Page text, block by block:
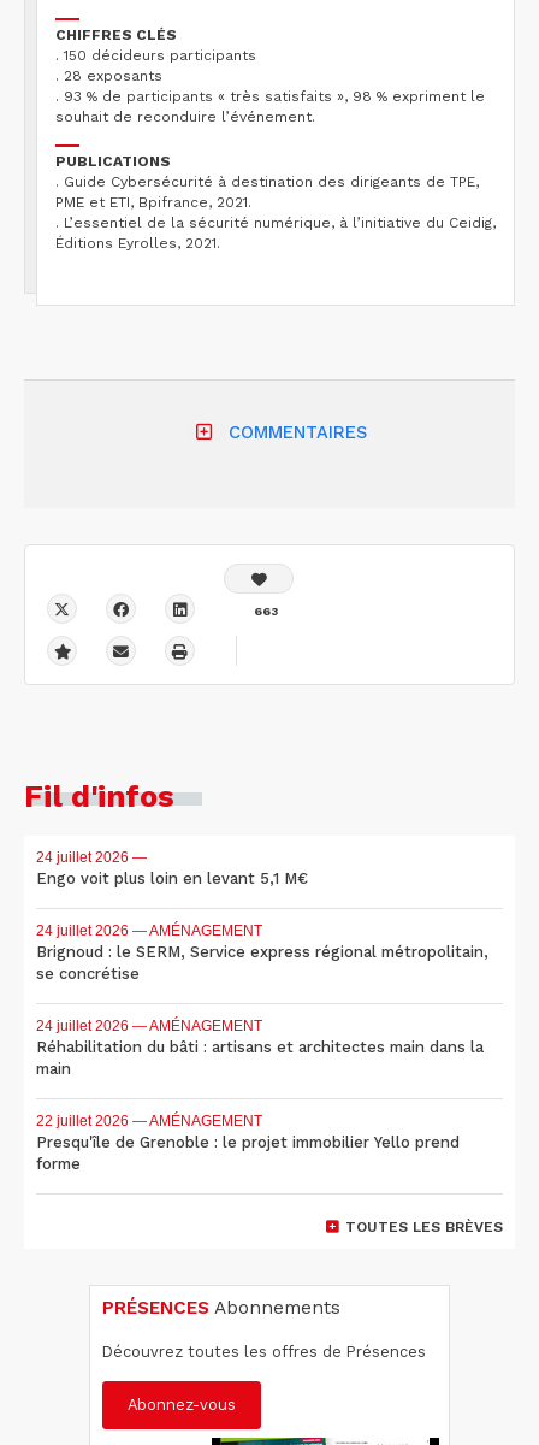
CHIFFRES CLÉS
. 150 décideurs participants
. 28 exposants
. 93 % de participants « très satisfaits », 98 % expriment le
souhait de reconduire l’événement.
PUBLICATIONS
. Guide Cybersécurité à destination des dirigeants de TPE,
PME et ETI, Bpifrance, 2021.
. L’essentiel de la sécurité numérique, à l’initiative du Ceidig,
Éditions Eyrolles, 2021.
COMMENTAIRES
663
Fil d'infos
24 juillet 2026 —
Engo voit plus loin en levant 5,1 M€
24 juillet 2026 — AMÉNAGEMENT
Brignoud : le SERM, Service express régional métropolitain,
se concrétise
24 juillet 2026 — AMÉNAGEMENT
Réhabilitation du bâti : artisans et architectes main dans la
main
22 juillet 2026 — AMÉNAGEMENT
Presqu'île de Grenoble : le projet immobilier Yello prend
forme
TOUTES LES BRÈVES
PRÉSENCES Abonnements
Découvrez toutes les offres de Présences
Abonnez-vous